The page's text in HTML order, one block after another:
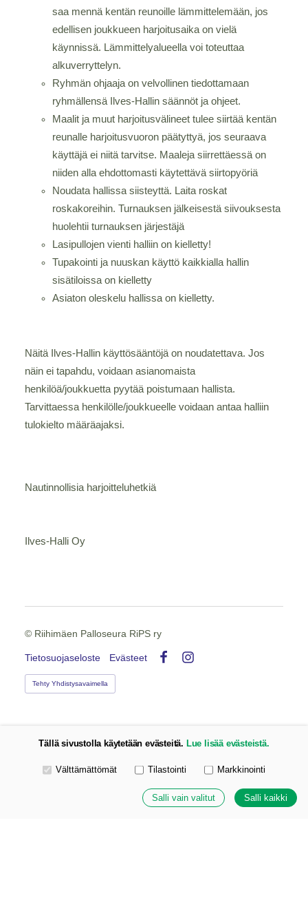
saa mennä kentän reunoille lämmittelemään, jos
edellisen joukkueen harjoitusaika on vielä
käynnissä. Lämmittelyalueella voi toteuttaa
alkuverryttelyn.
Ryhmän ohjaaja on velvollinen tiedottamaan
ryhmällensä Ilves-Hallin säännöt ja ohjeet.
Maalit ja muut harjoitusvälineet tulee siirtää kentän
reunalle harjoitusvuoron päätyttyä, jos seuraava
käyttäjä ei niitä tarvitse. Maaleja siirrettäessä on
niiden alla ehdottomasti käytettävä siirtopyöriä
Noudata hallissa siisteyttä. Laita roskat
roskakoreihin. Turnauksen jälkeisestä siivouksesta
huolehtii turnauksen järjestäjä
Lasipullojen vienti halliin on kielletty!
Tupakointi ja nuuskan käyttö kaikkialla hallin
sisätiloissa on kielletty
Asiaton oleskelu hallissa on kielletty.
Näitä Ilves-Hallin käyttösääntöjä on noudatettava. Jos
näin ei tapahdu, voidaan asianomaista
henkilöä/joukkuetta pyytää poistumaan hallista.
Tarvittaessa henkilölle/joukkueelle voidaan antaa halliin
tulokielto määräajaksi.
Nautinnollisia harjoitteluhetkiä
Ilves-Halli Oy
© Riihimäen Palloseura RiPS ry
Tietosuojaseloste
Evästeet
Tehty Yhdistysavaimella
Tällä sivustolla käytetään evästeitä. Lue lisää evästeistä.
Valitse käytettävät evästeet
Välttämättömät Tilastointi Markkinointi
Salli vain valitut Salli kaikki